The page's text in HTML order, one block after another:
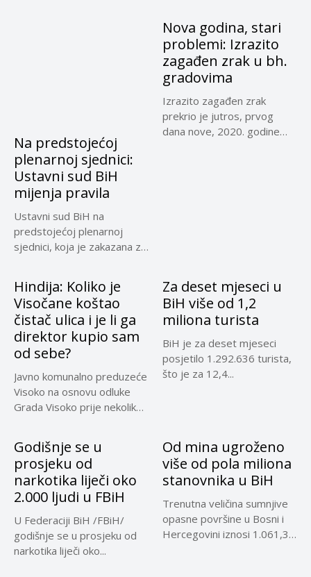
Na predstojećoj
plenarnoj sjednici:
Ustavni sud BiH
mijenja pravila
Ustavni sud BiH na
predstojećoj plenarnoj
sjednici, koja je zakazana za
Nova godina, stari
problemi: Izrazito
zagađen zrak u bh.
gradovima
Izrazito zagađen zrak
prekrio je jutros, prvog
dana nove, 2020. godine
Hindija: Koliko je
Visočane koštao
čistač ulica i je li ga
direktor kupio sam
od sebe?
Javno komunalno preduzeće
Visoko na osnovu odluke
Grada Visoko prije nekoliko
Za deset mjeseci u
BiH više od 1,2
miliona turista
BiH je za deset mjeseci
posjetilo 1.292.636 turista,
što je za 12,4...
Godišnje se u
prosjeku od
narkotika liječi oko
2.000 ljudi u FBiH
U Federaciji BiH /FBiH/
godišnje se u prosjeku od
narkotika liječi oko...
Od mina ugroženo
više od pola miliona
stanovnika u BiH
Trenutna veličina sumnjive
opasne površine u Bosni i
Hercegovini iznosi 1.061,32